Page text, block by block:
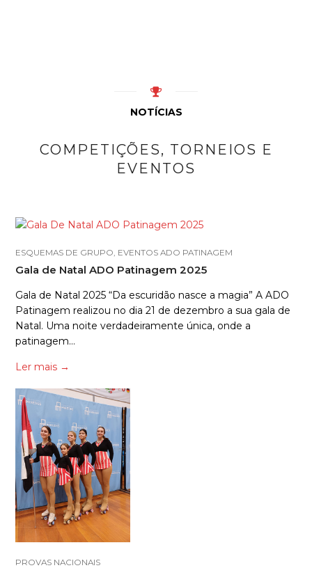
NOTÍCIAS
COMPETIÇÕES, TORNEIOS E
EVENTOS
ESQUEMAS DE GRUPO, EVENTOS ADO PATINAGEM
Gala de Natal ADO Patinagem 2025
Gala de Natal 2025 “Da escuridão nasce a magia” A ADO
Patinagem realizou no dia 21 de dezembro a sua gala de
Natal. Uma noite verdadeiramente única, onde a
patinagem…
Ler mais →
PROVAS NACIONAIS